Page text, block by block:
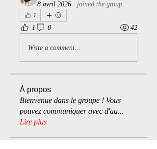
8 avril 2026 · joined the group.
1
1 0 42
Write a comment...
À propos
Bienvenue dans le groupe ! Vous
pouvez communiquer avec d'au...
Lire plus